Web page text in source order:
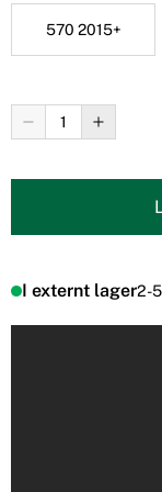
570 2015+
I externt lager2-